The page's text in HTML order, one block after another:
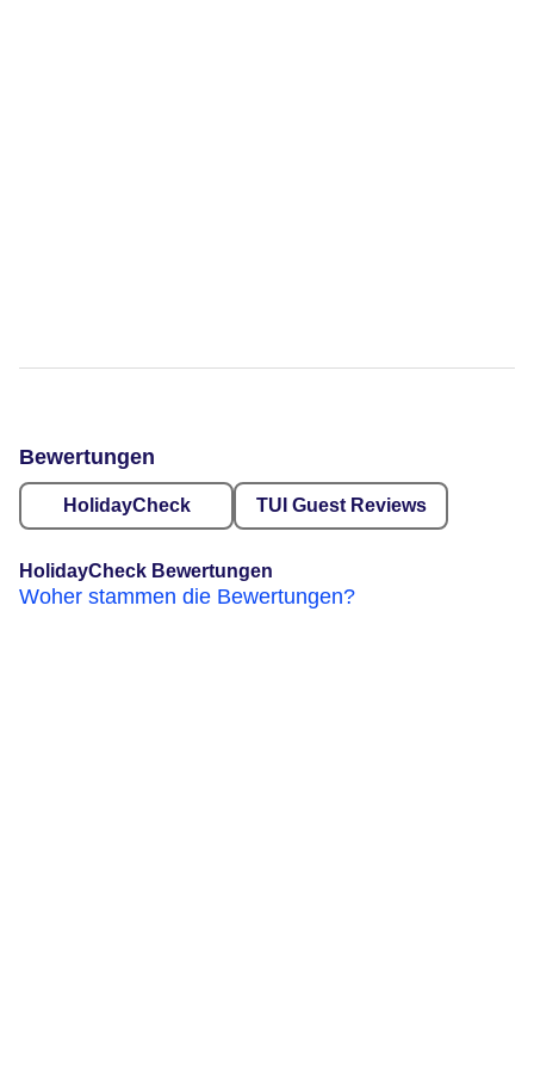
Bewertungen
HolidayCheck TUI Guest Reviews
HolidayCheck Bewertungen
Woher stammen die Bewertungen?